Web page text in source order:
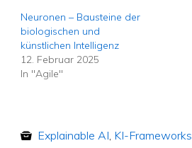
Neuronen – Bausteine der
biologischen und
künstlichen Intelligenz
12. Februar 2025
In "Agile"
Explainable AI KI-Frameworks